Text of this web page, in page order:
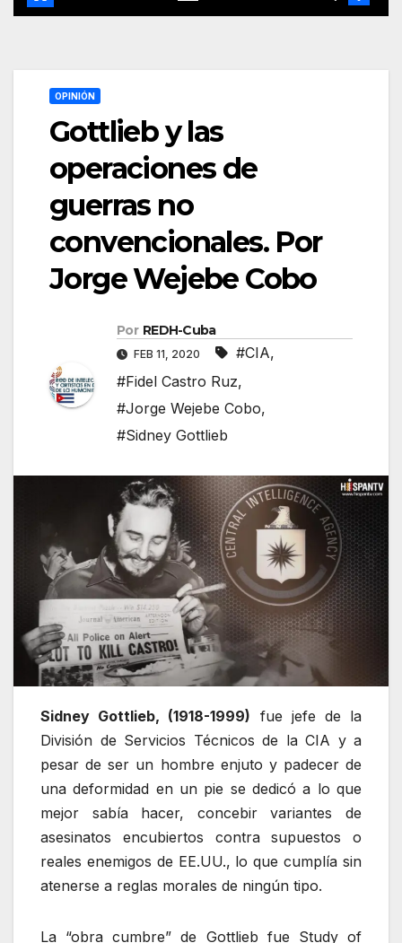
OPINIÓN
Gottlieb y las
operaciones de
guerras no
convencionales. Por
Jorge Wejebe Cobo
Por REDH-Cuba
FEB 11, 2020 #CIA,
#Fidel Castro Ruz,
#Jorge Wejebe Cobo,
#Sidney Gottlieb
Sidney Gottlieb, (1918-1999) fue jefe de la
División de Servicios Técnicos de la CIA y a
pesar de ser un hombre enjuto y padecer de
una deformidad en un pie se dedicó a lo que
mejor sabía hacer, concebir variantes de
asesinatos encubiertos contra supuestos o
reales enemigos de EE.UU., lo que cumplía sin
atenerse a reglas morales de ningún tipo.
La “obra cumbre” de Gottlieb fue Study of